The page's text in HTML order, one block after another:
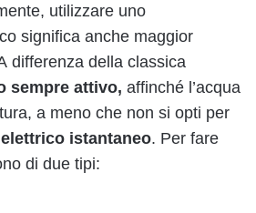
utilizzare uno
significa anche maggior
differenza della classica
sempre attivo, affinché l’acqua
a meno che non si opti per
istantaneo. Per fare
di due tipi: